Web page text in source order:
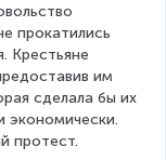
прокатились
Крестьяне
им
сделала бы их
экономически.
протест.